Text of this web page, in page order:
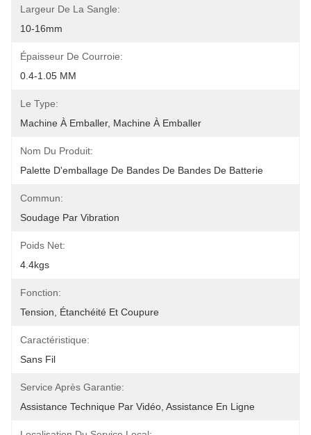
Largeur De La Sangle:
10-16mm
Épaisseur De Courroie:
0.4-1.05 MM
Le Type:
Machine À Emballer, Machine À Emballer
Nom Du Produit:
Palette D'emballage De Bandes De Bandes De Batterie
Commun:
Soudage Par Vibration
Poids Net:
4.4kgs
Fonction:
Tension, Étanchéité Et Coupure
Caractéristique:
Sans Fil
Service Après Garantie:
Assistance Technique Par Vidéo, Assistance En Ligne